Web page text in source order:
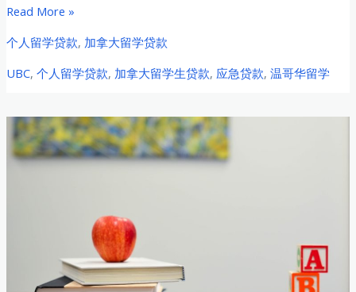
间
应
急
资
方
案
2026
加
拿
UBC
中
国
Read More »
个人留学贷款, 加拿大留学贷款
UBC, 个人留学贷款, 加拿大留学生贷款, 应急贷款, 温哥华留学